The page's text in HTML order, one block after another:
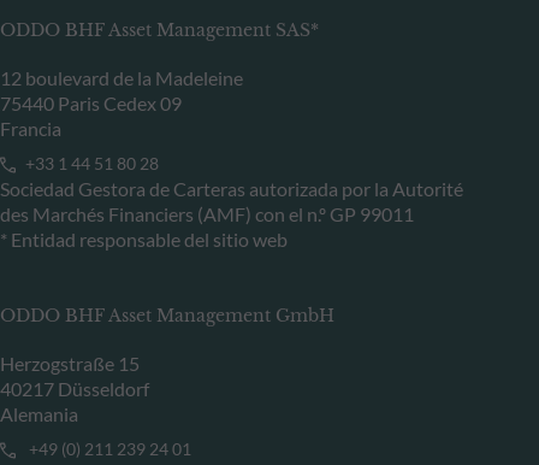
ODDO BHF Asset Management SAS*
12 boulevard de la Madeleine
75440 Paris Cedex 09
Francia
+33 1 44 51 80 28
Sociedad Gestora de Carteras autorizada por la Autorité
des Marchés Financiers (AMF) con el n.º GP 99011
* Entidad responsable del sitio web
ODDO BHF Asset Management GmbH
Herzogstraße 15
40217 Düsseldorf
Alemania
+49 (0) 211 239 24 01